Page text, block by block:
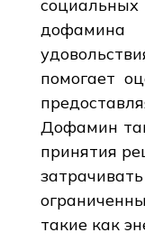
помогает
Дофамин
принятия
такие как